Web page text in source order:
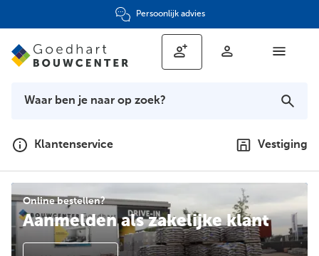
Persoonlijk advies
Klantenservice Vestiging
Aanmelden als zakelijke klant
Online bestellen?